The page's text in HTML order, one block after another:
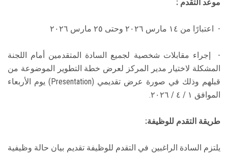
موعد التقدم :
- اعتبارًا من ١٤ مارس ۲۰۲٦ وحتى ٢٥ مارس ۲۰۲٦
- إجراء مقابلات شخصية لجميع السادة المتقدمين أمام اللجنة
المشكلة لاختيار مدير المركز لعرض خطة التطوير الموضوعة من
قبلهم وذلك في صورة عرض تقديمي (Presentation) يوم الأربعاء
الموافق ١ / ٤ / ٢٠٢٦.
طريقة التقدم للوظيفة:
يلتزم السادة الراغبين في التقدم للوظيفة تقديم بيان حالة وظيفية